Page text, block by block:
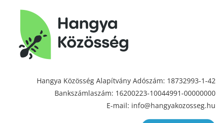
Hangya
Közösség
Hangya Közösség Alapítvány Adószám: 18732993-1-42
Bankszámlaszám: 16200223-10044991-00000000
E-mail: info@hangyakozosseg.hu